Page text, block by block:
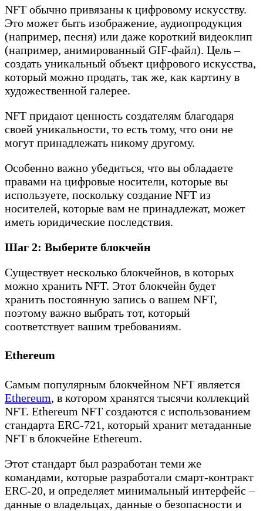
NFT обычно привязаны к цифровому искусству.
Это может быть изображение, аудиопродукция
(например, песня) или даже короткий видеоклип
(например, анимированный GIF-файл). Цель –
создать уникальный объект цифрового искусства,
который можно продать, так же, как картину в
художественной галерее.
NFT придают ценность создателям благодаря
своей уникальности, то есть тому, что они не
могут принадлежать никому другому.
Особенно важно убедиться, что вы обладаете
правами на цифровые носители, которые вы
используете, поскольку создание NFT из
носителей, которые вам не принадлежат, может
иметь юридические последствия.
Шаг 2: Выберите блокчейн
Существует несколько блокчейнов, в которых
можно хранить NFT. Этот блокчейн будет
хранить постоянную запись о вашем NFT,
поэтому важно выбрать тот, который
соответствует вашим требованиям.
Ethereum
Самым популярным блокчейном NFT является
Ethereum, в котором хранятся тысячи коллекций
NFT. Ethereum NFT создаются с использованием
стандарта ERC-721, который хранит метаданные
NFT в блокчейне Ethereum.
Этот стандарт был разработан теми же
командами, которые разработали смарт-контракт
ERC-20, и определяет минимальный интерфейс –
данные о владельцах, данные о безопасности и